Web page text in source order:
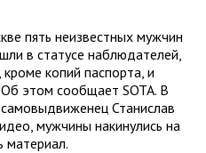
пять неизвестных мужчин
в статусе наблюдателей,
копий паспорта, и
Об этом сообщает SOTA. В
Станислав
мужчины накинулись на
материал.